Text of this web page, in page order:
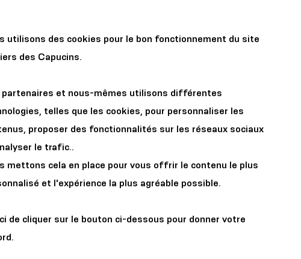
lieux
événement
de la
son
utilisons des cookies pour le bon fonctionnement du site
des Capucins.
partenaires et nous-mêmes utilisons différentes
telles que les cookies, pour personnaliser les
proposer des fonctionnalités sur les réseaux sociaux
le trafic..
mettons cela en place pour vous offrir le contenu le plus
et l'expérience la plus agréable possible.
de cliquer sur le bouton ci-dessous pour donner votre